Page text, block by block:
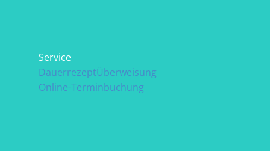
Service
DauerrezeptÜberweisung
Online-Terminbuchung